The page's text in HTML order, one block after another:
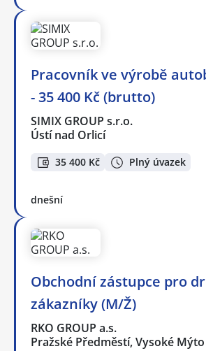
Pracovník ve výrobě
- 35 400 Kč (brutto)
SIMIX GROUP s.r.o.
Ústí nad Orlicí
35 400 Kč Plný úvazek
dnešní
Obchodní zástupce pro
zákazníky (M/Ž)
RKO GROUP a.s.
Pražské Předměstí, Vysoké Mýto